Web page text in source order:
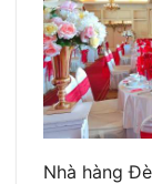
Nhà hàng